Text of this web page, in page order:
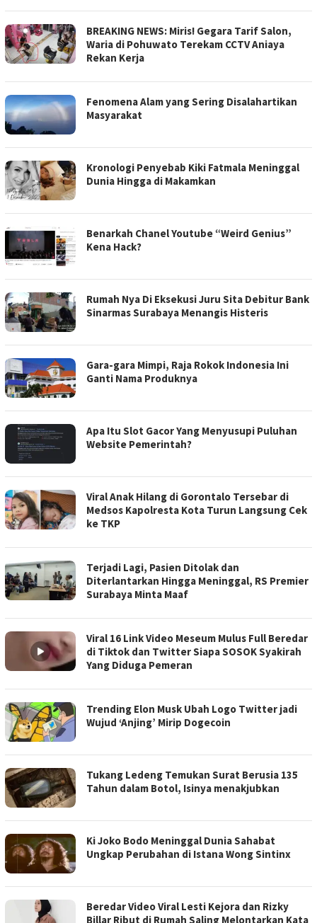
BREAKING NEWS: Miris! Gegara Tarif Salon,
Waria di Pohuwato Terekam CCTV Aniaya
Rekan Kerja
Fenomena Alam yang Sering Disalahartikan
Masyarakat
Kronologi Penyebab Kiki Fatmala Meninggal
Dunia Hingga di Makamkan
Benarkah Chanel Youtube “Weird Genius”
Kena Hack?
Rumah Nya Di Eksekusi Juru Sita Debitur Bank
Sinarmas Surabaya Menangis Histeris
Gara-gara Mimpi, Raja Rokok Indonesia Ini
Ganti Nama Produknya
Apa Itu Slot Gacor Yang Menyusupi Puluhan
Website Pemerintah?
Viral Anak Hilang di Gorontalo Tersebar di
Medsos Kapolresta Kota Turun Langsung Cek
ke TKP
Terjadi Lagi, Pasien Ditolak dan
Diterlantarkan Hingga Meninggal, RS Premier
Surabaya Minta Maaf
Viral 16 Link Video Meseum Mulus Full Beredar
di Tiktok dan Twitter Siapa SOSOK Syakirah
Yang Diduga Pemeran
Trending Elon Musk Ubah Logo Twitter jadi
Wujud ‘Anjing’ Mirip Dogecoin
Tukang Ledeng Temukan Surat Berusia 135
Tahun dalam Botol, Isinya menakjubkan
Ki Joko Bodo Meninggal Dunia Sahabat
Ungkap Perubahan di Istana Wong Sintinx
Beredar Video Viral Lesti Kejora dan Rizky
Billar Ribut di Rumah Saling Melontarkan Kata